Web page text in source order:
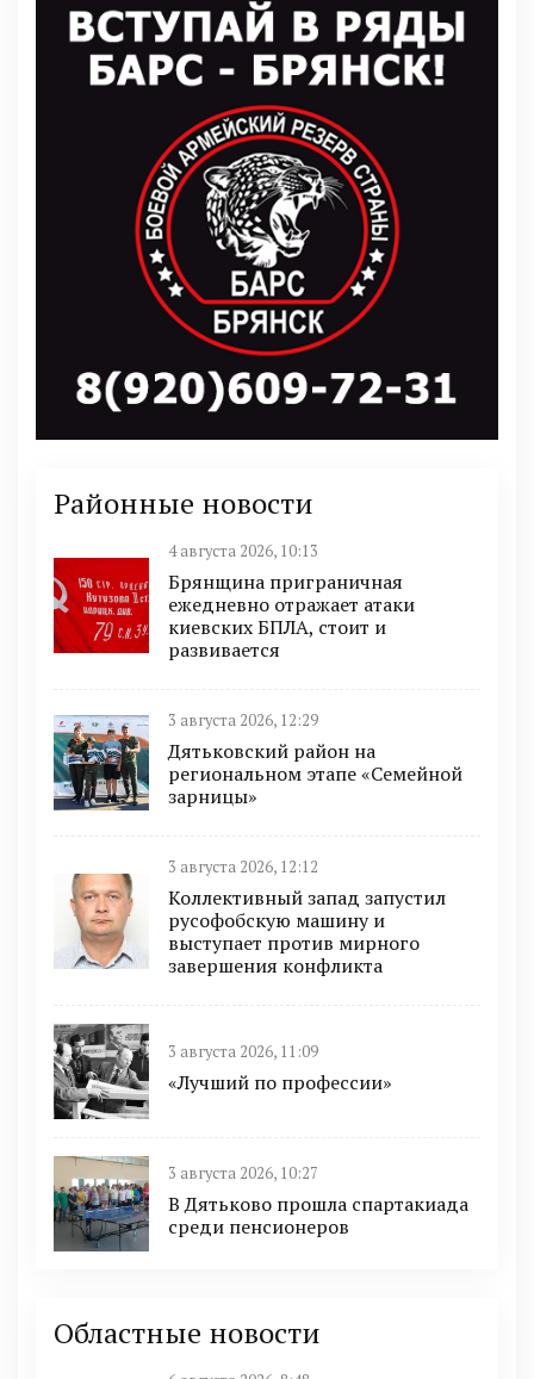
Районные новости
4 августа 2026, 10:13
Брянщина приграничная
ежедневно отражает атаки
киевских БПЛА, стоит и
развивается
3 августа 2026, 12:29
Дятьковский район на
региональном этапе «Семейной
зарницы»
3 августа 2026, 12:12
Коллективный запад запустил
русофобскую машину и
выступает против мирного
завершения конфликта
3 августа 2026, 11:09
«Лучший по профессии»
3 августа 2026, 10:27
В Дятьково прошла спартакиада
среди пенсионеров
Областные новости